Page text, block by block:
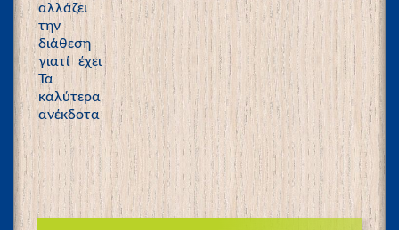
αλλάζει
την
διάθεση
γιατί έχει
Τα
καλύτερα
ανέκδοτα